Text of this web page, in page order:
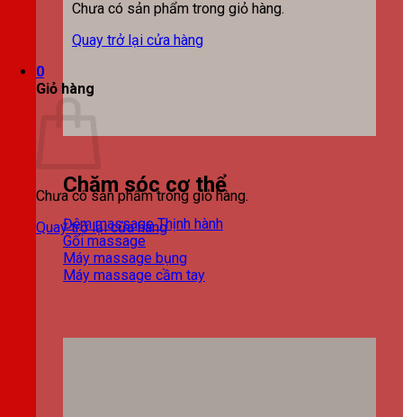
Chưa có sản phẩm trong giỏ hàng.
Quay trở lại cửa hàng
0
Giỏ hàng
Chưa có sản phẩm trong giỏ hàng.
Quay trở lại cửa hàng
Chăm sóc cơ thể
Đệm massage
Gối massage
Máy massage bụng
Máy massage cầm tay